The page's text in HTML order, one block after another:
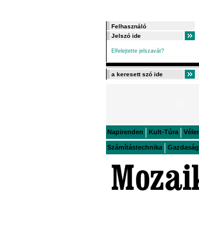
Elfelejtette jelszavát?
Napirenden Kult-Túra
Számítástechnika Gazdaság